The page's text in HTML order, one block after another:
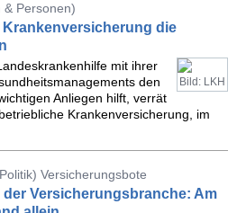
& Personen)
Krankenversicherung die
Bild: LKH
mit ihrer
den
Anliegen hilft, verrät
Krankenversicherung, im
Versicherungsbote
der Versicherungsbranche: Am